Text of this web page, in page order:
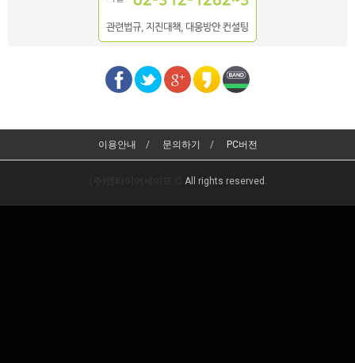
이용안내 문의하기 PC버전
All rights reserved.